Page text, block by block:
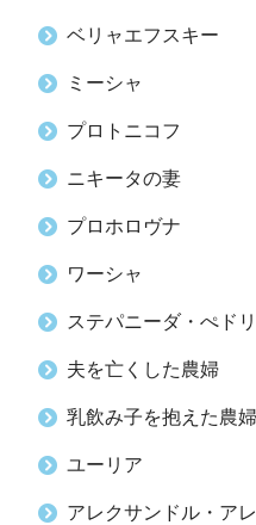
ベリャエフスキー
ミーシャ
プロトニコフ
ニキータの妻
プロホロヴナ
ワーシャ
ステパニーダ・ぺド
夫を亡くした農婦
乳飲み子を抱えた農婦
ユーリア
アレクサンドル・ア